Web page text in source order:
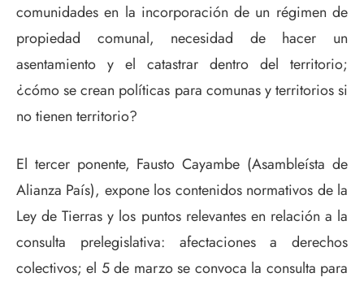
comunidades en la incorporación de un régimen de
propiedad comunal, necesidad de hacer un
asentamiento y el catastrar dentro del territorio;
¿cómo se crean políticas para comunas y territorios si
no tienen territorio?
El tercer ponente, Fausto Cayambe (Asambleísta de
Alianza País), expone los contenidos normativos de la
Ley de Tierras y los puntos relevantes en relación a la
consulta prelegislativa: afectaciones a derechos
colectivos; el 5 de marzo se convoca la consulta para